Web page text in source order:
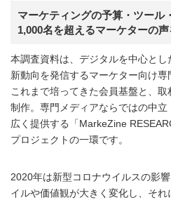
マーケティングの予算・ツール
1,000名を超えるマーケターの
本調査資料は、デジタルを中心と
新動向を発信するマーケター向け専
これまで培ってきた会員基盤と、
制作。専門メディアならではの中
広く提供する「MarkeZine
プロジェクトの一環です。
2020年は新型コロナウイルスの影
イルや価値観が大きく変化し、そ